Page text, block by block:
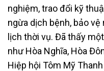
nghiệm, trao đổi kỹ
ngừa dịch bệnh, bảo
lịch thời vụ. Đã thấy
như Hòa Nghĩa, Hòa
Hiệp hội Tôm Mỹ